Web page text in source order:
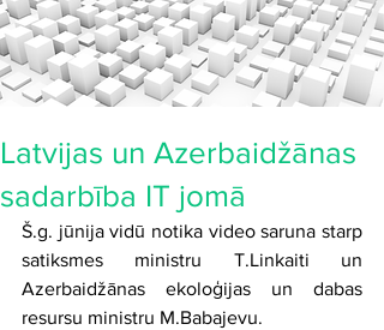
Latvijas un Azerbaidžānas
sadarbība IT jomā
Š.g. jūnija vidū notika video saruna starp
satiksmes ministru T.Linkaiti un
Azerbaidžānas ekoloģijas un dabas
resursu ministru M.Babajevu.